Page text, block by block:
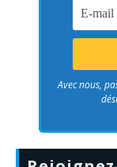
Avec nous,